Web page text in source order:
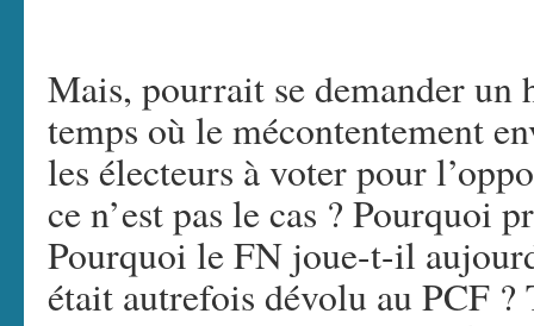
Mais, pourrait se demander
temps où le mécontentement
les électeurs à voter pour
ce n’est pas le cas ? Pourquoi
Pourquoi le FN joue-t-il
était autrefois dévolu au PCF ?